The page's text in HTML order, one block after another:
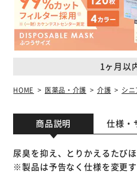
1ヶ月以
HOME 医薬品・介護 介護 シ
商品説明 仕様・
尿臭を抑え、とりかえるたび
※製品は予告なく仕様を変更